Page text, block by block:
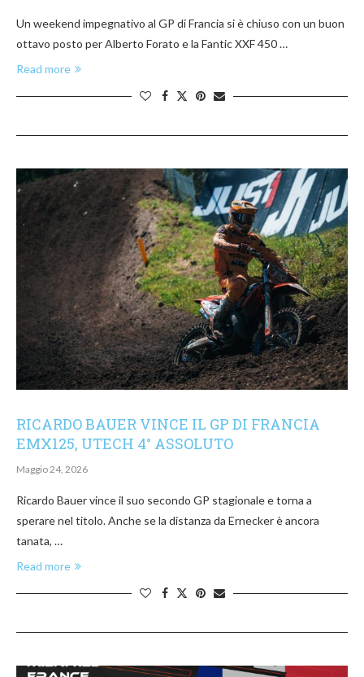
Un weekend impegnativo al GP di Francia si è chiuso con un buon
ottavo posto per Alberto Forato e la Fantic XXF 450 …
Read more
RICARDO BAUER VINCE IL GP DI FRANCIA
EMX125, UTECH 4° ASSOLUTO
Maggio 24, 2026
Ricardo Bauer vince il suo secondo GP stagionale e torna a
sperare nel titolo. Anche se la distanza da Ernecker è ancora
tanata, …
Read more